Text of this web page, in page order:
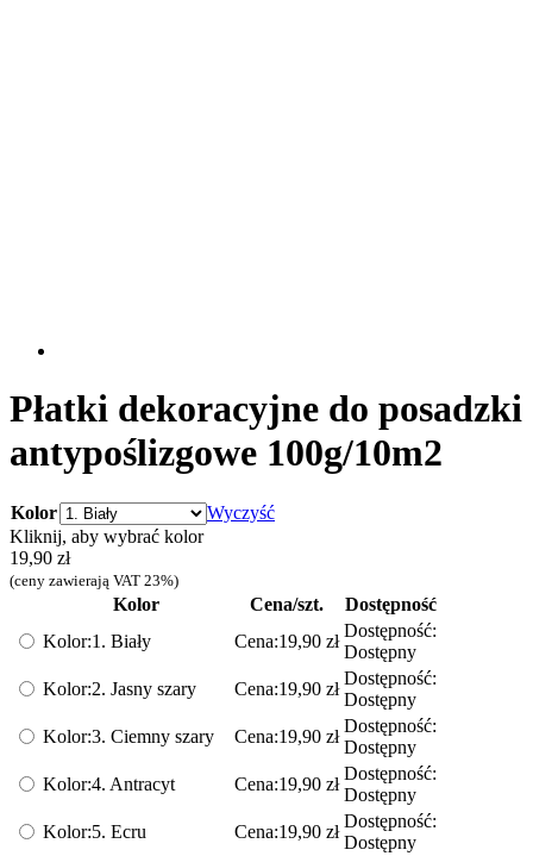
Płatki dekoracyjne do posadzki
antypoślizgowe 100g/10m2
Kolor
Wyczyść
Kliknij, aby wybrać kolor
19,90 zł
(ceny zawierają VAT 23%)
Kolor Cena/szt.
Dostępność
Kolor:1. Biały Cena:19,90 zł
Dostępność:
Dostępny
Kolor:2. Jasny szary Cena:19,90 zł
Dostępność:
Dostępny
Kolor:3. Ciemny szary Cena:19,90 zł
Dostępność:
Dostępny
Kolor:4. Antracyt Cena:19,90 zł
Dostępność:
Dostępny
Kolor:5. Ecru Cena:19,90 zł
Dostępność:
Dostępny